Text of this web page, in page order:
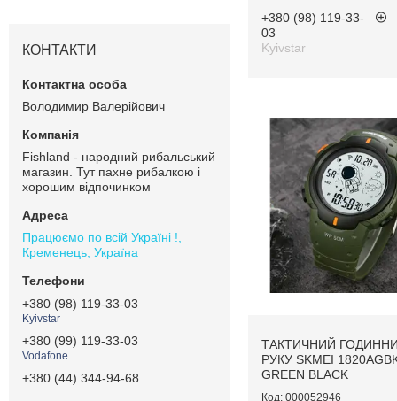
+380 (98) 119-33-
03
Kyivstar
ТАКТИЧНИЙ
РУКУ SKMEI
GREEN BLACK
000052946
КОНТАКТИ
Володимир Валерійович
Fishland - народний рибальський
магазин. Тут пахне рибалкою і
хорошим відпочинком
Працюємо по всій Україні !,
Кременець, Україна
+380 (98) 119-33-03
Kyivstar
+380 (99) 119-33-03
Vodafone
+380 (44) 344-94-68